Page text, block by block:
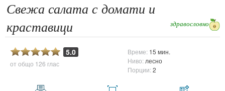
Свежа салата с домати и
краставици
здравословно
5.0
от общо 126 глас
Време: 15 мин.
Ниво: лесно
Порции:2